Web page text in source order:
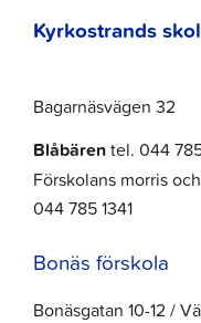
Kyrkostrands
Bagarnäsvägen 32
Blåbärentel. 044
Förskolans morris
044 785 1341
Bonäs förskola
Bonäsgatan 10-12 /